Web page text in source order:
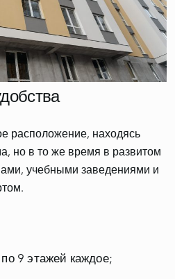
расположение, находясь
но в то же время в развитом
учебными заведениями и
9 этажей каждое;